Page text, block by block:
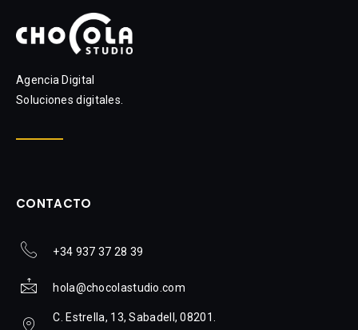
Agencia Digital
Soluciones digitales.
CONTACTO
+34 937 37 28 39
hola@chocolastudio.com
C. Estrella, 13, Sabadell, 08201.